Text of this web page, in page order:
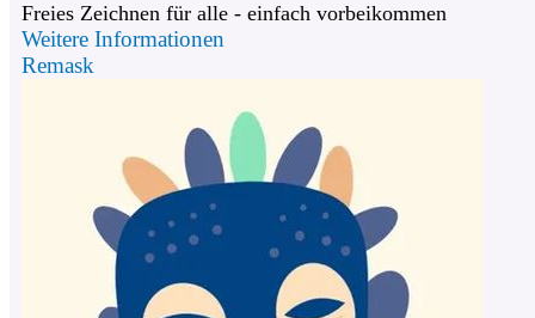
Freies Zeichnen für alle - einfach vorbeikommen
Weitere Informationen
Remask